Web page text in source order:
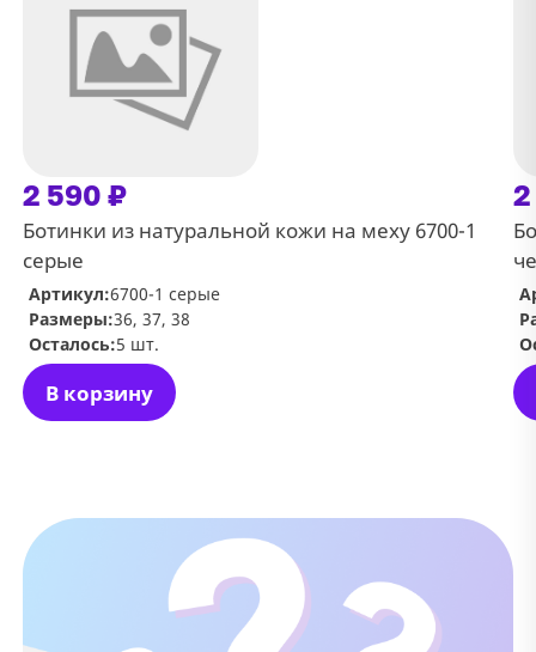
2 590 ₽
Ботинки из натуральной кожи на меху 6700-1
серые
В корзину
Артикул:6700-1 серые
Размеры:36, 37, 38
Осталось:5 шт.